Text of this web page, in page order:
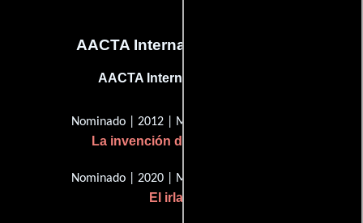
AACTA International Awards
AACTA International Award
Nominado | 2012 | Mejor dirección
La invención de Hugo Cabret
Nominado | 2020 | Mejor dirección
El irlandés